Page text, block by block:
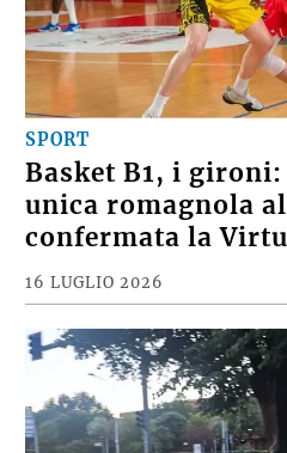
SPORT
Basket B1, i gironi:
unica romagnola
confermata la
16 LUGLIO 2026